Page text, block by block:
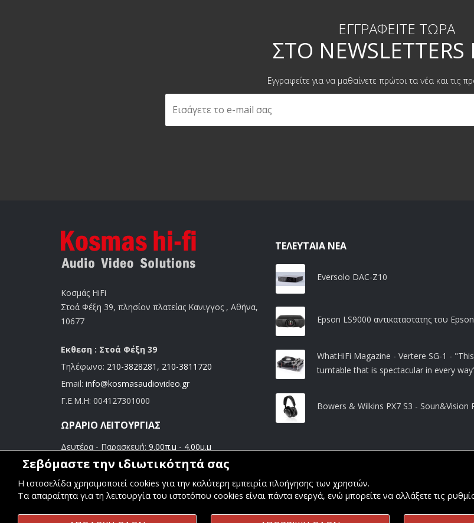
ΕΓΓΡΑΦΕΊΤΕ ΤΏΡΑ
ΣΤΟ
Εγγραφείτε για να μαθαίνετε πρώτοι τα νέα και τις
Κοσμάς HiFi
Στοά Φέξη 39, πλησίον πλατείας Κανιγγος , Αθήνα,
10677
Εκθεση : Στοά Φέξη 39
Τηλέφωνο: 210-3828281 , 210-3811720
Email: info@kosmasaudiovideo.gr
Γ.Ε.Μ.Η: 004127301000
ΩΡΆΡΙΟ ΛΕΙΤΟΥΡΓΊΑΣ
Δευτέρα - Παρασκευή: 9.00π.μ - 4.00μ.μ
Σάββατο:9.00π.μ - 3.00μ.μ
ΤΕΛΕΥΤΑΊΑ ΝΈΑ
Eversolo DAC-Z10
Epson LS9000 αντικαταστατης του
WhatHiFi Magazine - Vertere SG-1 -
turntable that is spectacular in every
Bowers & Wilkins PX7 S3 - Soun&Vision
Σεβόμαστε την ιδιωτικότητά σας
Η ιστοσελίδα χρησιμοποιεί cookies για την καλύτερη εμπειρία πλοήγησης των χρηστών.
Τα απαραίτητα για τη λειτουργία του ιστοτόπου cookies είναι πάντα ενεργά, ενώ μπορείτε να αλλάξετε τις